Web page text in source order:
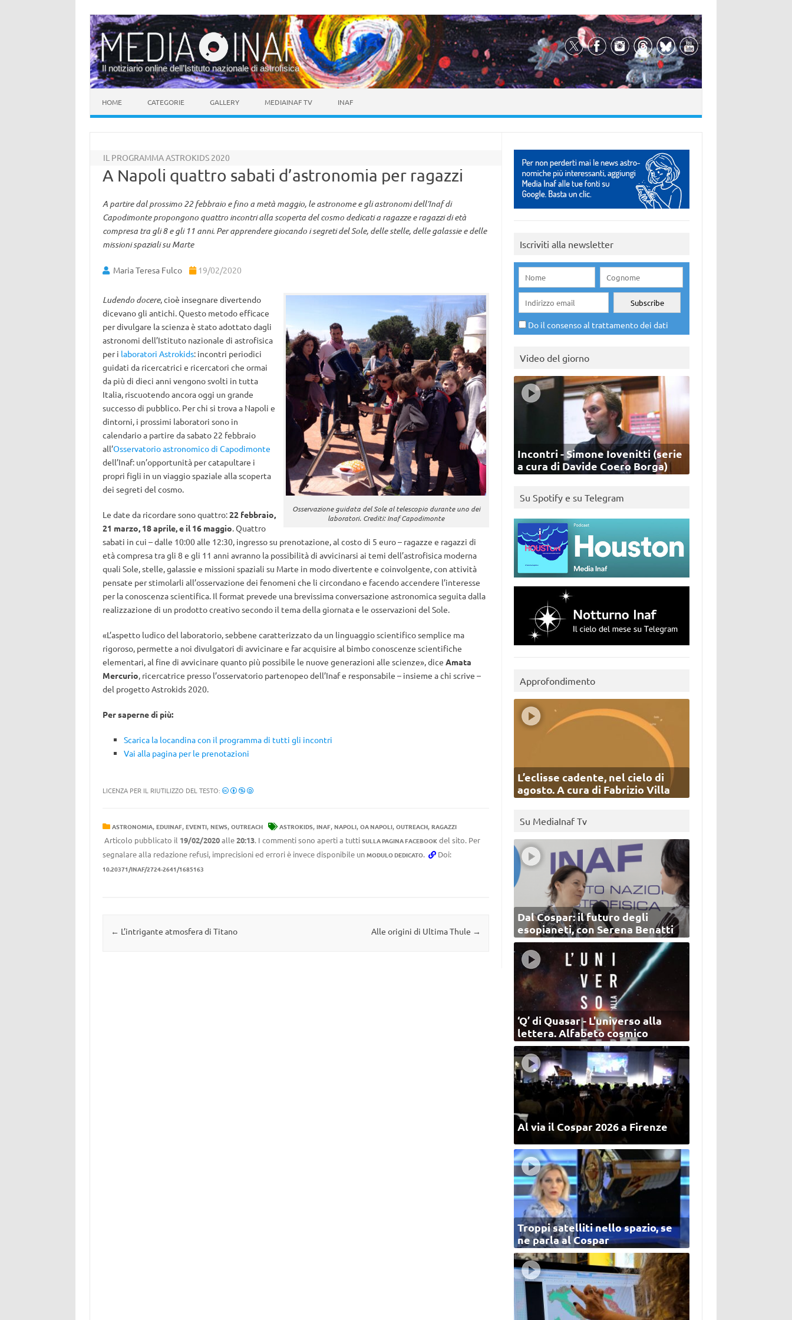
Il notiziario online dell’Istituto nazionale di astrofisica
HOME CATEGORIE GALLERY MEDIAINAF TV INAF
IL PROGRAMMA ASTROKIDS 2020
A Napoli quattro sabati d’astronomia per ragazzi
A partire dal prossimo 22 febbraio e fino a metà maggio, le astronome e gli astronomi dell’Inaf di
Capodimonte propongono quattro incontri alla scoperta del cosmo dedicati a ragazze e ragazzi di età
compresa tra gli 8 e gli 11 anni. Per apprendere giocando i segreti del Sole, delle stelle, delle galassie e delle
missioni spaziali su Marte
Maria Teresa Fulco 19/02/2020
Osservazione guidata del Sole al telescopio durante uno dei
laboratori. Crediti: Inaf Capodimonte
Ludendo docere, cioè insegnare divertendo
dicevano gli antichi. Questo metodo efficace
per divulgare la scienza è stato adottato dagli
astronomi dell’Istituto nazionale di astrofisica
per i laboratori Astrokids: incontri periodici
guidati da ricercatrici e ricercatori che ormai
da più di dieci anni vengono svolti in tutta
Italia, riscuotendo ancora oggi un grande
successo di pubblico. Per chi si trova a Napoli e
dintorni, i prossimi laboratori sono in
calendario a partire da sabato 22 febbraio
all’Osservatorio astronomico di Capodimonte
dell’Inaf: un’opportunità per catapultare i
propri figli in un viaggio spaziale alla scoperta
dei segreti del cosmo.
Le date da ricordare sono quattro:22 febbraio,
21 marzo, 18 aprile, e il 16 maggio. Quattro
sabati in cui – dalle 10:00 alle 12:30, ingresso su prenotazione, al costo di 5 euro – ragazze e ragazzi di
età compresa tra gli 8 e gli 11 anni avranno la possibilità di avvicinarsi ai temi dell’astrofisica moderna
quali Sole, stelle, galassie e missioni spaziali su Marte in modo divertente e coinvolgente, con attività
pensate per stimolarli all’osservazione dei fenomeni che li circondano e facendo accendere l’interesse
per la conoscenza scientifica. Il format prevede una brevissima conversazione astronomica seguita dalla
realizzazione di un prodotto creativo secondo il tema della giornata e le osservazioni del Sole.
«L’aspetto ludico del laboratorio, sebbene caratterizzato da un linguaggio scientifico semplice ma
rigoroso, permette a noi divulgatori di avvicinare e far acquisire al bimbo conoscenze scientifiche
elementari, al fine di avvicinare quanto più possibile le nuove generazioni alle scienze», dice Amata
Mercurio, ricercatrice presso l’osservatorio partenopeo dell’Inaf e responsabile – insieme a chi scrive –
del progetto Astrokids 2020.
Per saperne di più:
Scarica la locandina con il programma di tutti gli incontri
Vai alla pagina per le prenotazioni
LICENZA PER IL RIUTILIZZO DEL TESTO:
ASTRONOMIA, EDUINAF, EVENTI, NEWS, OUTREACH ASTROKIDS, INAF, NAPOLI, OA NAPOLI, OUTREACH, RAGAZZI
Articolo pubblicato il 19/02/2020alle20:13. I commenti sono aperti a tutti SULLA PAGINA FACEBOOKdel sito. Per
segnalare alla redazione refusi, imprecisioni ed errori è invece disponibile un MODULO DEDICATO. Doi:
10.20371/INAF/2724-2641/1685163
Navigazione articolo
← L’intrigante atmosfera di Titano Alle origini di Ultima Thule →
Iscriviti alla newsletter
Do il consenso al trattamento dei dati
Video del giorno
Incontri - Simone Iovenitti (serie
a cura di Davide Coero Borga)
Su Spotify e su Telegram
Approfondimento
L’eclisse cadente, nel cielo di
agosto. A cura di Fabrizio Villa
Su MediaInaf Tv
Dal Cospar: il futuro degli
esopianeti, con Serena Benatti
‘Q’ di Quasar - L'universo alla
lettera. Alfabeto cosmico
Al via il Cospar 2026 a Firenze
Troppi satelliti nello spazio, se
ne parla al Cospar